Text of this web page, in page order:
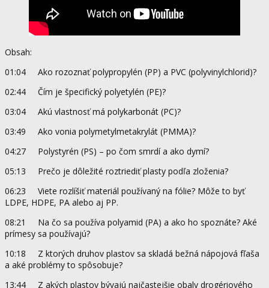
Obsah:
01:04 Ako rozoznať polypropylén (PP) a PVC (polyvinylchlorid)?
02:44 Čím je špecifický polyetylén (PE)?
03:04 Akú vlastnosť má polykarbonát (PC)?
03:49 Ako vonia polymetylmetakrylát (PMMA)?
04:27 Polystyrén (PS) – po čom smrdí a ako dymí?
05:13 Prečo je dôležité roztriediť plasty podľa zloženia?
06:23 Viete rozlíšiť materiál používaný na fólie? Môže to byť
LDPE, HDPE, PA alebo aj PP.
08:21 Na čo sa používa polyamid (PA) a ako ho spoznáte? Aké
prímesy sa používajú?
10:18 Z ktorých druhov plastov sa skladá bežná nápojová fľaša
a aké problémy to spôsobuje?
13:44 Z akých plastov bývajú najčastejšie obaly drogériového